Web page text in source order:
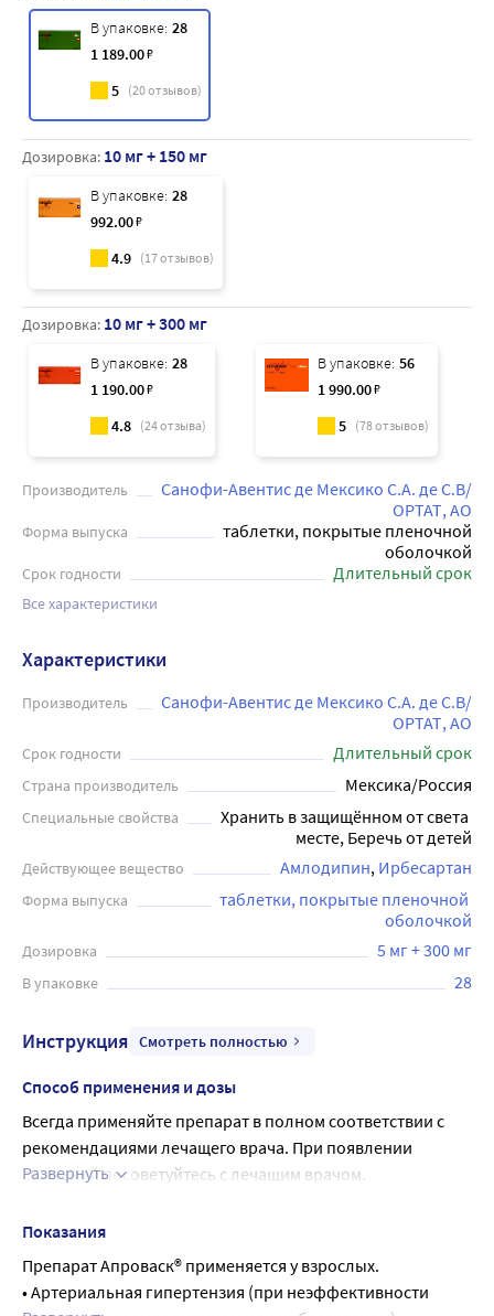
В упаковке: 28
1 189.00₽
5 (20отзывов)
Дозировка: 10 мг + 150 мг
В упаковке: 28
992.00₽
4.9 (17отзывов)
Дозировка: 10 мг + 300 мг
В упаковке: 28
1 190.00₽
4.8 (24отзыва)
В упаковке: 56
1 990.00₽
5 (78отзывов)
Производитель
Санофи-Авентис де Мексико С.А. де С.В/
ОРТАТ, АО
Форма выпуска
таблетки, покрытые пленочной
оболочкой
Срок годности Длительный срок
Все характеристики
Характеристики
Производитель
Санофи-Авентис де Мексико С.А. де С.В/
ОРТАТ, АО
Срок годности Длительный срок
Страна производитель Мексика/Россия
Специальные свойства
Хранить в защищённом от света
месте, Беречь от детей
Действующее вещество Амлодипин Ирбесартан
Форма выпуска
таблетки, покрытые пленочной
оболочкой
Дозировка 5 мг + 300 мг
В упаковке 28
Инструкция Смотреть полностью
Способ применения и дозы
Всегда применяйте препарат в полном соответствии с
рекомендациями лечащего врача. При появлении
сомнений посоветуйтесь с лечащим врачом.
Рекомендуемая доза – 1 таблетка в сутки.
Максимальная суточная доза препарата: 1 таблетка по 10
мг + 150 мг или 1 таблетка по 10 мг + 300 мг, в связи с тем,
что максимальная суточная доза амлодипина составляет
Развернуть
Показания
Препарат Апроваск® применяется у взрослых.
• Артериальная гипертензия (при неэффективности